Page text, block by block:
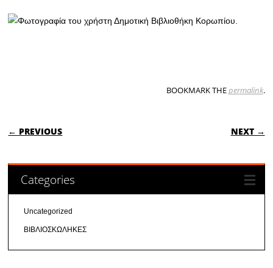
BOOKMARK THEpermalink.
POST NAVIGATION
← PREVIOUS NEXT →
Categories
Uncategorized
ΒΙΒΛΙΟΣΚΩΛΗΚΕΣ